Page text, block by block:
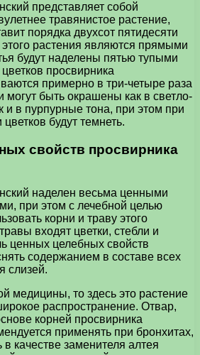
представляет собой
травянистое растение,
порядка двухсот пятидесяти
растения являются прямыми
будут наделены пятью тупыми
просвирника
примерно в три-четыре раза
могут быть окрашены как в светло-
и в пурпурные тона, при этом при
будут темнеть.
свойств просвирника
наделен весьма ценными
при этом с лечебной целью
корни и траву этого
входят цветки, стебли и
ценных целебных свойств
содержанием в составе всех
слизей.
медицины, то здесь это растение
распространение. Отвар,
корней просвирника
применять при бронхитах,
в качестве заменителя алтея